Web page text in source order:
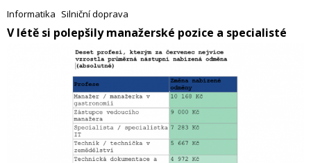
potvrzují i jedny z nejnižších výnosů prémiových nemovitostí v regionu.
Český kapitál zároveň stále výrazněji expanduje do zahraničí.
Nejvýrazněji je to vidět v Polsku, kde čeští investoři předstihli svou
Informatika Silniční doprava
​V létě si polepšily manažerské pozice a specialisté